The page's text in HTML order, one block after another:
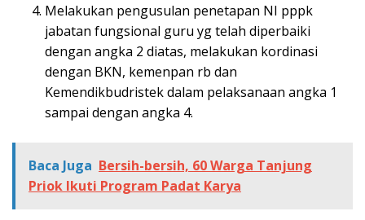
Melakukan pengusulan penetapan NI pppk
jabatan fungsional guru yg telah diperbaiki
dengan angka 2 diatas, melakukan kordinasi
dengan BKN, kemenpan rb dan
Kemendikbudristek dalam pelaksanaan angka 1
sampai dengan angka 4.
Baca Juga Bersih-bersih, 60 Warga Tanjung
Priok Ikuti Program Padat Karya